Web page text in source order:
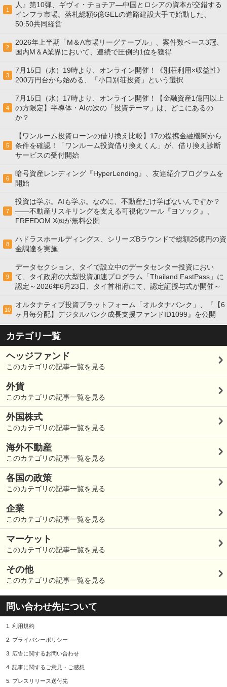
1
人』第10弾、ギヴィ・チョチア―中国とロシアの資本が交錯する
インフラ市場。落札総額6億GELの道路建設大手で始動した、
50:50共同経営
2
2026年上半期「M＆A市場リーグテーブル」、案件数ベース3冠、
国内M＆A業界において、連続で圧倒的1位を獲得
3
7月15日（水）19時より、オンライン開催！《別荘利用×収益性》
200万円台から始める、「小口別荘投資」という選択
4
7月15日（水）17時より、オンライン開催！【金融資産1億円以上
の方限定】半導体・AIの次の「投資テーマ」は、どこにあるの
か？
5
【ワンルーム投資ローンの借り換え比較】17の提携金融機関から
条件を確認！「ワンルーム投資借り換えくん」が、借り換え診断
サービスの受付開始
6
暗号資産レンディング『HyperLending』、友達紹介プログラムを
開始
7
投資は学ぶ。AIも学ぶ。なのに、不動産だけ学ばないんですか？
——不動産リスキリングを支える可視化ツール『ヨソック』、
FREEDOM X㈱が無料公開
8
ハドラスホールディングス、シリーズBラウンドで総額25億円の資
金調達を実施
9
データセクション、タイで設立中のデータセンター投資におい
て、タイ政府の大型投資加速プログラム「Thailand FastPass」に
認定～2026年6月23日、タイ首相府にて、認定証授与式が開催～
10
オルタナティブ投資プラットフォーム「オルタナバンク」、『【6
ヶ月毎分配】デジタルバンク成長支援ファンドID1099』を公開
カテゴリ一覧
ヘッジファンド
このカテゴリの記事一覧を見る
外貨
このカテゴリの記事一覧を見る
外国株式
このカテゴリの記事一覧を見る
海外不動産
このカテゴリの記事一覧を見る
各国の政策
このカテゴリの記事一覧を見る
企業
このカテゴリの記事一覧を見る
マーケット
このカテゴリの記事一覧を見る
その他
このカテゴリの記事一覧を見る
問い合わせ先について
1. 利用規約
2. プライバシーポリシー
3. 広告に関するお問い合わせ
4. 記事に関するご意見・ご感想
5. プレスリリース送付先